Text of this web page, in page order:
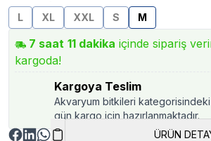
L
XL XXL S M
7 saat 11 dakika içinde sipariş
kargoda!
Kargoya Teslim
Akvaryum bitkileri
gün kargo için hazırlanmaktadır.
ÜRÜN